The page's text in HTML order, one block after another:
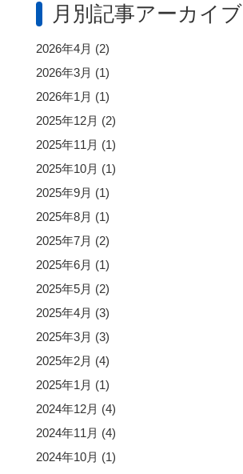
月別記事アーカイブ
2026年4月 (2)
2026年3月 (1)
2026年1月 (1)
2025年12月 (2)
2025年11月 (1)
2025年10月 (1)
2025年9月 (1)
2025年8月 (1)
2025年7月 (2)
2025年6月 (1)
2025年5月 (2)
2025年4月 (3)
2025年3月 (3)
2025年2月 (4)
2025年1月 (1)
2024年12月 (4)
2024年11月 (4)
2024年10月 (1)